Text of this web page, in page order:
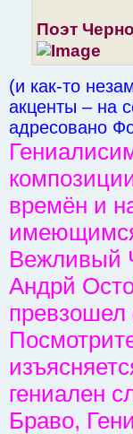
Поэт
(и как-то
акценты – на
адресовано
времён и
Вежливый
Андрй
превзошел
гениален
Браво,